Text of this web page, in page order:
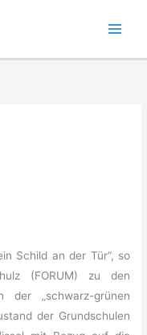
Schild an der Tür“, so
(FORUM) zu den
der „schwarz-grünen
der Grundschulen